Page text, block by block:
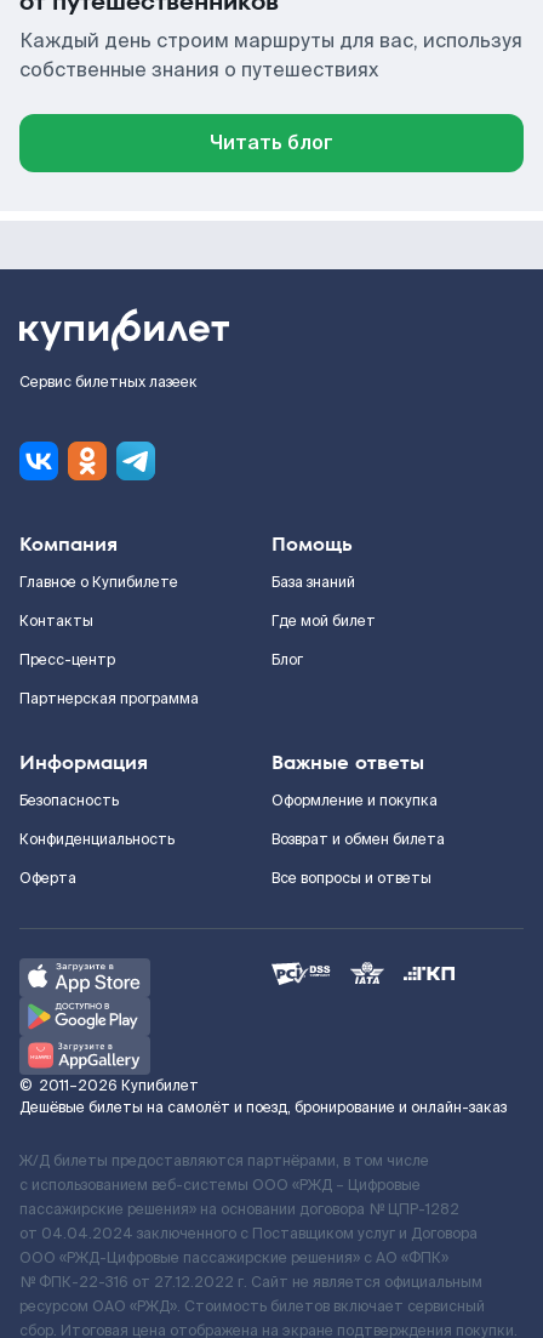
Каждый день строим маршруты для вас, используя
собственные знания о путешествиях
Читать блог
Сервис билетных лазеек
Компания
Главное о Купибилете
Контакты
Пресс-центр
Партнерская программа
Помощь
База знаний
Где мой билет
Блог
Информация
Безопасность
Конфиденциальность
Оферта
Важные ответы
Оформление и покупка
Возврат и обмен билета
Все вопросы и ответы
© 2011–2026 Купибилет
Дешёвые билеты на самолёт и поезд, бронирование и онлайн-заказ
Ж/Д билеты предоставляются партнёрами, в том числе
с использованием веб-системы ООО «РЖД – Цифровые
пассажирские решения» на основании договора № ЦПР-1282
от 04.04.2024 заключенного с Поставщиком услуг и Договора
ООО «РЖД-Цифровые пассажирские решения» c АО «ФПК»
№ ФПК-22-316 от 27.12.2022 г. Сайт не является официальным
ресурсом ОАО «РЖД». Стоимость билетов включает сервисный
сбор. Итоговая цена отображена на экране подтверждения покупки.